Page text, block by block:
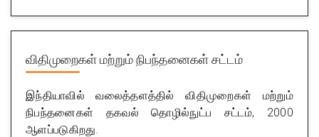
விதிமுறைகள் மற்றும் நிபந்தனைகள் சட்டம்
இந்தியாவில் வலைத்தளத்தில் விதிமுறைகள் மற்றும்
நிபந்தனைகள் தகவல் தொழில்நுட்ப சட்டம், 2000
ஆளப்படுகிறது.